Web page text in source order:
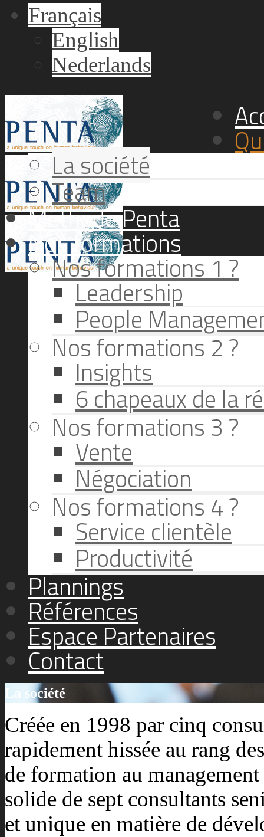
Français
English
Nederlands
La société
Team
Méthode Penta
Nos formations
Nos formations 1 ?
Leadership
People
Nos formations 2 ?
Insights
6 chapeaux de la
Nos formations 3 ?
Vente
Négociation
Nos formations 4 ?
Service clientèle
Productivité
Plannings
Références
Espace Partenaires
Contact
La société
Créée en 1998 par cinq
rapidement hissée au rang
de formation au
solide de sept consultants
et unique en matière de